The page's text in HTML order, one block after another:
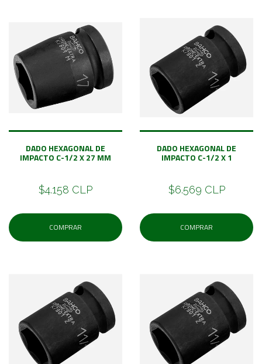
DADO HEXAGONAL DE
IMPACTO C-1/2 X 27 MM
$4.158 CLP
COMPRAR
DADO HEXAGONAL DE
IMPACTO C-1/2 X 1
$6.569 CLP
COMPRAR